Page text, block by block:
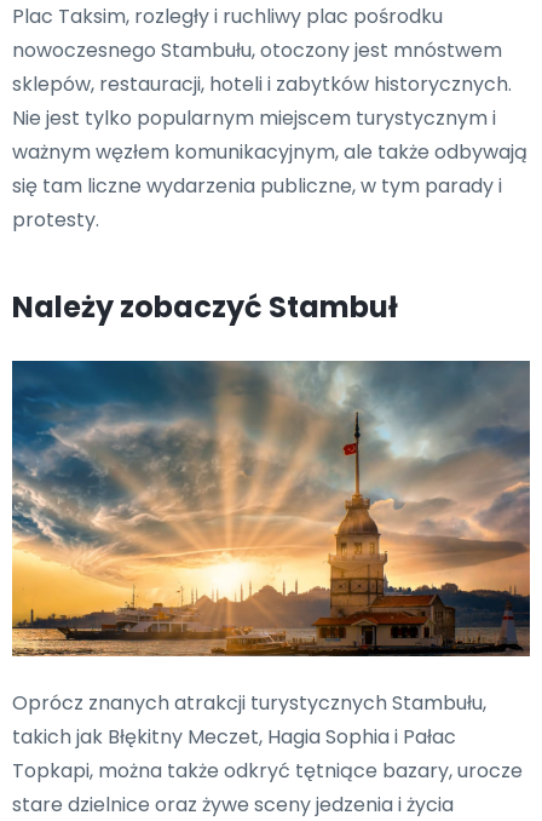
Plac Taksim, rozległy i ruchliwy plac pośrodku
nowoczesnego Stambułu, otoczony jest mnóstwem
sklepów, restauracji, hoteli i zabytków historycznych.
Nie jest tylko popularnym miejscem turystycznym i
ważnym węzłem komunikacyjnym, ale także odbywają
się tam liczne wydarzenia publiczne, w tym parady i
protesty.
Należy zobaczyć Stambuł
Oprócz znanych atrakcji turystycznych Stambułu,
takich jak Błękitny Meczet, Hagia Sophia i Pałac
Topkapi, można także odkryć tętniące bazary, urocze
stare dzielnice oraz żywe sceny jedzenia i życia